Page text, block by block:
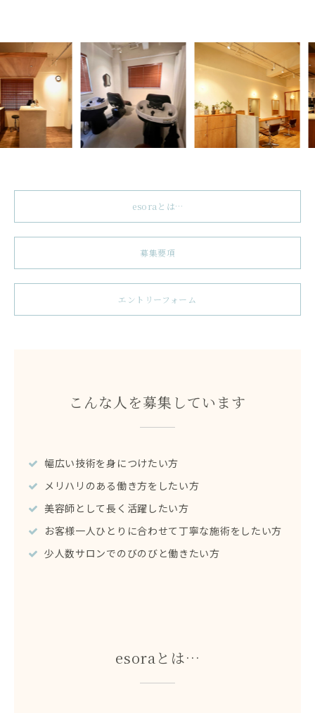
esoraとは…
募集要項
エントリーフォーム
こんな人を募集しています
幅広い技術を身につけたい方
メリハリのある働き方をしたい方
美容師として長く活躍したい方
お客様一人ひとりに合わせて丁寧な施術をしたい方
少人数サロンでのびのびと働きたい方
esoraとは…